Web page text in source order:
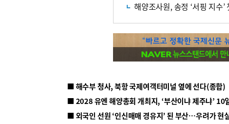
해양조사원, 송정 ‘서핑 지수
■ 해수부 청사, 북항 국제여객터미널 옆에 선다(종합)
■ 2028 유엔 해양총회 개최지, ‘부산이냐 제주냐’ 10
■ 외국인 선원 ‘인신매매 경유지’ 된 부산…우려가 현